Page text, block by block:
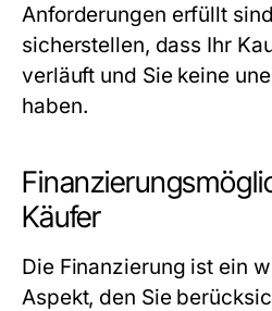
Anforderungen erfüllt
sicherstellen, dass Ihr
verläuft und Sie keine
haben.
Käufer
Die Finanzierung ist ein
Aspekt, den Sie